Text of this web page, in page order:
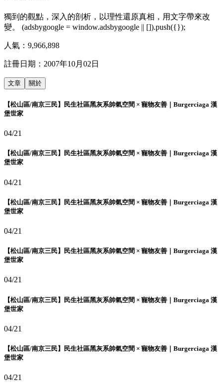
獨到的觀點，深入的剖析，以理性還原真相，用文字帶來改
變。 (adsbygoogle = window.adsbygoogle || []).push({});
人氣： 9,966,898
註冊日期： 2007年10月02日
文章 關於
【松山區/南京三民】民生社區黑灰系帥氣空間 × 寵物友善｜Burgerciaga 漢
堡世家
04/21
【松山區/南京三民】民生社區黑灰系帥氣空間 × 寵物友善｜Burgerciaga 漢
堡世家
04/21
【松山區/南京三民】民生社區黑灰系帥氣空間 × 寵物友善｜Burgerciaga 漢
堡世家
04/21
【松山區/南京三民】民生社區黑灰系帥氣空間 × 寵物友善｜Burgerciaga 漢
堡世家
04/21
【松山區/南京三民】民生社區黑灰系帥氣空間 × 寵物友善｜Burgerciaga 漢
堡世家
04/21
【松山區/南京三民】民生社區黑灰系帥氣空間 × 寵物友善｜Burgerciaga 漢
堡世家
04/21